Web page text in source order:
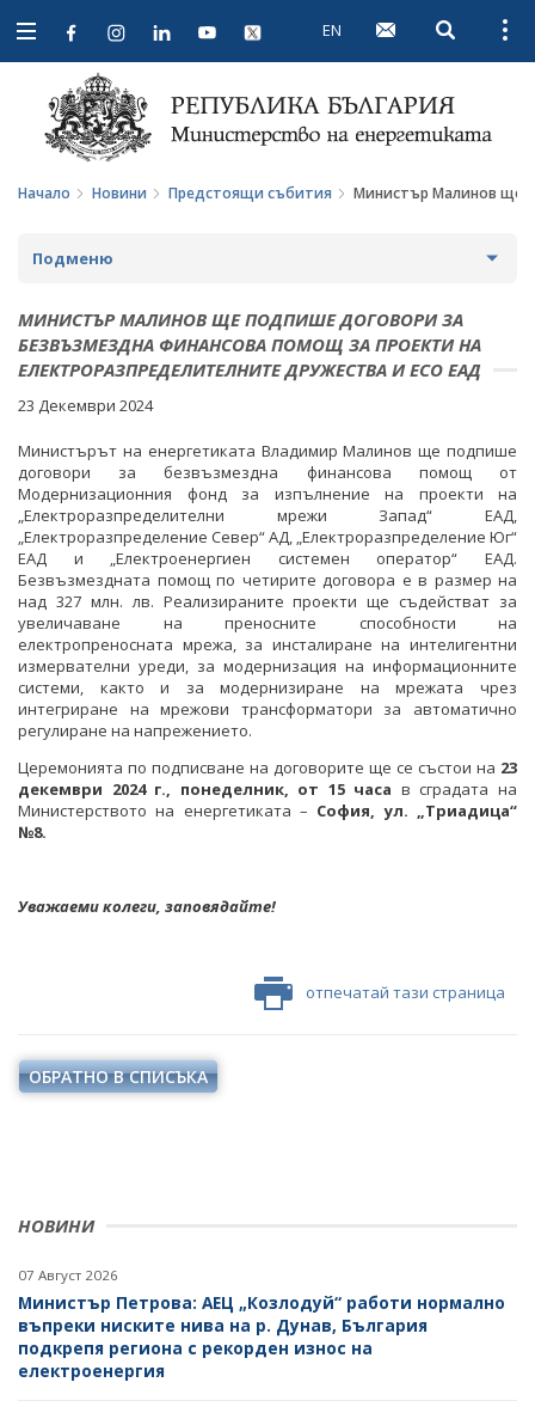
Open
navigation
EN Open
Начало Новини Предстоящи събития Министър Малинов ще
НОВИНИ
07 Август 2026
Министър Петрова: АЕЦ „Козлодуй“ работи нормално
въпреки ниските нива на р. Дунав, България
подкрепя региона с рекорден износ на
електроенергия
Подменю
НОВИНИ
ПРЕДСТОЯЩИ СЪБИТИЯ
ЗА ОБЩЕСТВЕНО ОБСЪЖДАНЕ
ПРОЕКТИ ЗА ОБЩЕСТВЕНО ОБСЪЖДАНЕ
ЗАВЪРШИЛИ ПРОЦЕДУРИ ЗА ОБЩЕСТВЕНО
ОБСЪЖДАНЕ
ИНТЕРВЮТА
ПАРЛАМЕНТАРЕН КОНТРОЛ
ФОТОГАЛЕРИЯ
ВИДЕОГАЛЕРИЯ
МИНИСТЪР МАЛИНОВ ЩЕ ПОДПИШЕ ДОГОВОРИ ЗА
БЕЗВЪЗМЕЗДНА ФИНАНСОВА ПОМОЩ ЗА ПРОЕКТИ НА
ЕЛЕКТРОРАЗПРЕДЕЛИТЕЛНИТЕ ДРУЖЕСТВА И ЕСО ЕАД
23 Декември 2024
Министърът на енергетиката Владимир Малинов ще подпише
договори за безвъзмездна финансова помощ от
Модернизационния фонд за изпълнение на проекти на
„Електроразпределителни мрежи Запад“ ЕАД,
„Електроразпределение Север“ АД, „Електроразпределение Юг“
ЕАД и „Електроенергиен системен оператор“ ЕАД.
Безвъзмездната помощ по четирите договора е в размер на
над 327 млн. лв. Реализираните проекти ще съдействат за
увеличаване на преносните способности на
електропреносната мрежа, за инсталиране на интелигентни
измервателни уреди, за модернизация на информационните
системи, както и за модернизиране на мрежата чрез
интегриране на мрежови трансформатори за автоматично
регулиране на напрежението.
Церемонията по подписване на договорите ще се състои на 23
декември 2024 г., понеделник, от 15часа в сградата на
Министерството на енергетиката – София, ул. „Триадица“
№8.
Уважаеми колеги, заповядайте!
отпечатай тази страница
ОБРАТНО В СПИСЪКА